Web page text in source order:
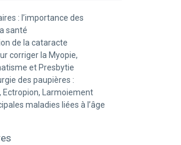
: l’importance des
santé
de la cataracte
corriger la Myopie,
et Presbytie
des paupières :
Ectropion, Larmoiement
maladies liées à l’âge